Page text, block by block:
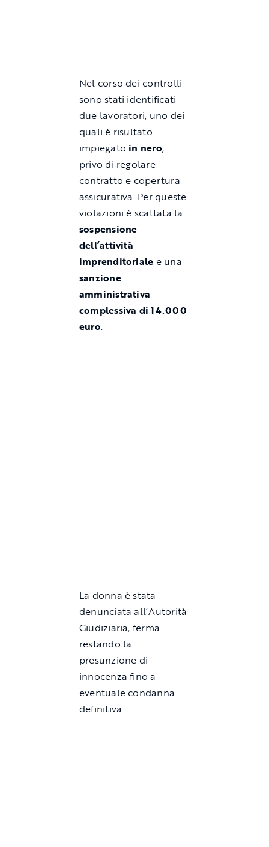
Nel corso dei controlli
sono stati identificati
due lavoratori, uno dei
quali è risultato
impiegato in nero,
privo di regolare
contratto e copertura
assicurativa. Per queste
violazioni è scattata la
sospensione
dell’attività
imprenditoriale e una
sanzione
amministrativa
complessiva di 14.000
euro.
La donna è stata
denunciata all’Autorità
Giudiziaria, ferma
restando la
presunzione di
innocenza fino a
eventuale condanna
definitiva.